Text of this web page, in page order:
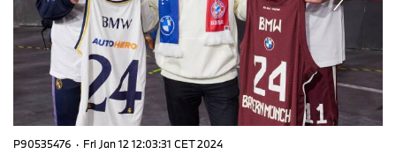
P90535476 · Fri Jan 12 12:03:31 CET 2024